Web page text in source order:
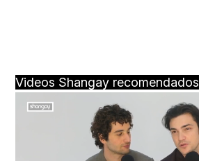
Videos Shangay recomendados